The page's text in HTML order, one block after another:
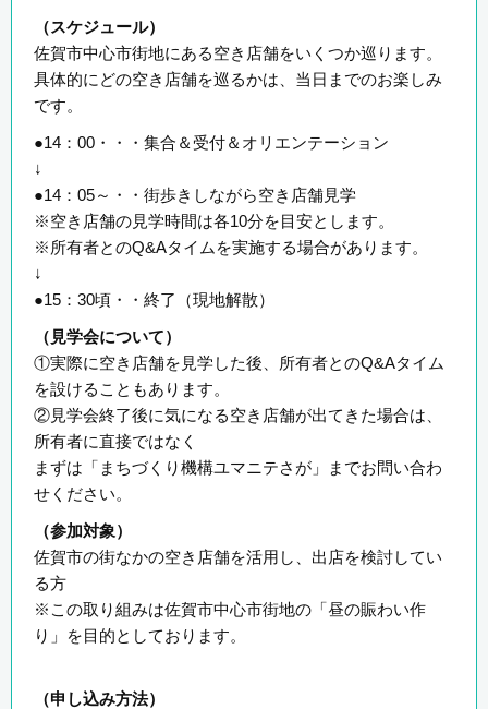
（スケジュール）
佐賀市中心市街地にある空き店舗をいくつか巡ります。
具体的にどの空き店舗を巡るかは、当日までのお楽しみ
です。
●14：00・・・集合＆受付＆オリエンテーション
↓
●14：05～・・街歩きしながら空き店舗見学
※空き店舗の見学時間は各10分を目安とします。
※所有者とのQ&Aタイムを実施する場合があります。
↓
●15：30頃・・終了（現地解散）
（見学会について）
①実際に空き店舗を見学した後、所有者とのQ&Aタイム
を設けることもあります。
②見学会終了後に気になる空き店舗が出てきた場合は、
所有者に直接ではなく
まずは「まちづくり機構ユマニテさが」までお問い合わ
せください。
（参加対象）
佐賀市の街なかの空き店舗を活用し、出店を検討してい
る方
※この取り組みは佐賀市中心市街地の「昼の賑わい作
り」を目的としております。
（申し込み方法）